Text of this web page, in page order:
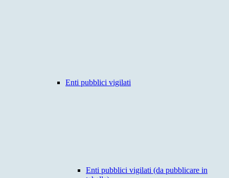
Enti pubblici vigilati
Enti pubblici vigilati (da pubblicare in